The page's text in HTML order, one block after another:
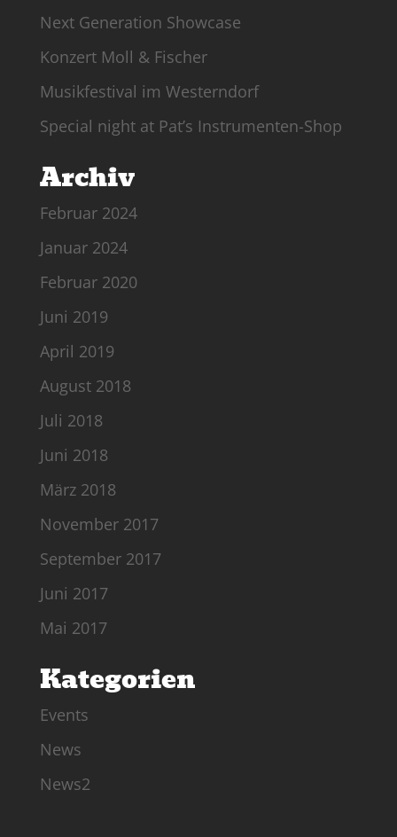
Next Generation Showcase
Konzert Moll & Fischer
Musikfestival im Westerndorf
Special night at Pat’s Instrumenten-Shop
Archiv
Februar 2024
Januar 2024
Februar 2020
Juni 2019
April 2019
August 2018
Juli 2018
Juni 2018
März 2018
November 2017
September 2017
Juni 2017
Mai 2017
Kategorien
Events
News
News2